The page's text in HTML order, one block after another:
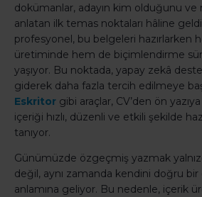
dokümanlar, adayın kim olduğunu
anlatan ilk temas noktaları hâline
profesyonel, bu belgeleri hazırlarken
üretiminde hem de biçimlendirme
yaşıyor. Bu noktada, yapay zekâ
giderek daha fazla tercih edilmeye
Eskritor gibi araçlar, CV’den ön
içeriği hızlı, düzenli ve etkili şekilde
tanıyor.
Günümüzde özgeçmiş yazmak
değil, aynı zamanda kendini doğru
anlamına geliyor. Bu nedenle, içerik